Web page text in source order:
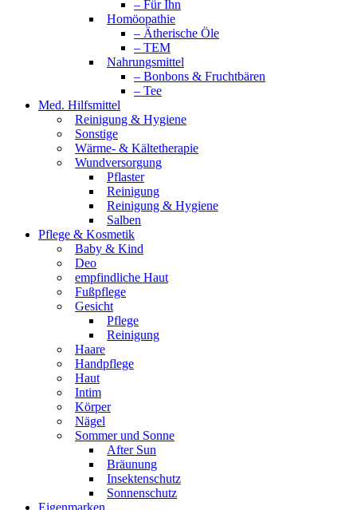
– Für Ihn
Homöopathie
– Ätherische Öle
– TEM
Nahrungsmittel
– Bonbons & Fruchtbären
– Tee
Med. Hilfsmittel
Reinigung & Hygiene
Sonstige
Wärme- & Kältetherapie
Wundversorgung
Pflaster
Reinigung
Reinigung & Hygiene
Salben
Pflege & Kosmetik
Baby & Kind
Deo
empfindliche Haut
Fußpflege
Gesicht
Pflege
Reinigung
Haare
Handpflege
Haut
Intim
Körper
Nägel
Sommer und Sonne
After Sun
Bräunung
Insektenschutz
Sonnenschutz
Eigenmarken